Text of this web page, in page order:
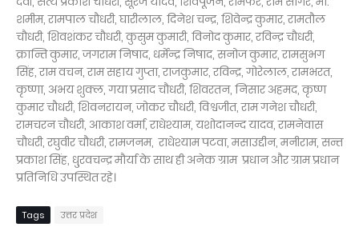
शमीम, रामपाल चौधरी, घारीलाल, दिनेश चन्द्र, शिवेन्द्र कुमार, रामतौल
चौधरी, शिवशंकर चौधरी, कुसुम कुमारी, विनोद कुमार, रविन्द्र चौधरी,
क्रान्ति कुमार, जगराम निषाद, धर्मेन्द्र निषाद, सनोज कुमार, रामसुभग
सिंह, राम वचन, राम सहाय गुप्ता, राजकुमार, रविन्द्र, गोरेलाल, रामभरत,
कृष्णा, अभय शुक्ल, गया प्रसाद चौधरी, शिवरतन, निसार अहमद, कृष्ण
कुमार चौधरी, शिवनरायन, जोकर चौधरी, विश्वजीत, राम गनेश चौधरी,
रामचरन चौधरी, आकाश वर्मा, राधेश्याम, यशोदानन्द यादव, रामनेवास
चौधरी, रघुवीर चौधरी, रामजनम, राधेश्याम पटवा, मसाउद्दीन, मनीराम, सन्त
प्रकाश सिंह, धु्रवचन्द्र मौर्या के साथ ही अनेक ग्राम प्रधान और ग्राम प्रधान
प्रतिनिधि उपस्थित रहे।
Tags उत्तर प्रदेश